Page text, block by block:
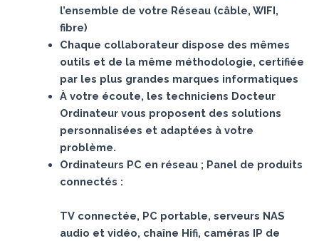
l’ensemble de votre Réseau (câble, WIFI,
fibre)
Chaque collaborateur dispose des mêmes
outils et de la même méthodologie, certifiée
par les plus grandes marques informatiques
À votre écoute, les techniciens Docteur
Ordinateur vous proposent des solutions
personnalisées et adaptées à votre
problème.
Ordinateurs PC en réseau ; Panel de produits
connectés :
TV connectée, PC portable, serveurs NAS
audio et vidéo, chaîne Hifi, caméras IP de